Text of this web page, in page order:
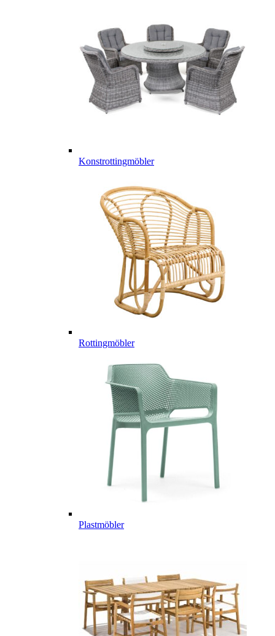
Konstrottingmöbler
Rottingmöbler
Plastmöbler